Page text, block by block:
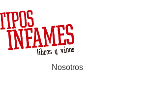
Nosotros